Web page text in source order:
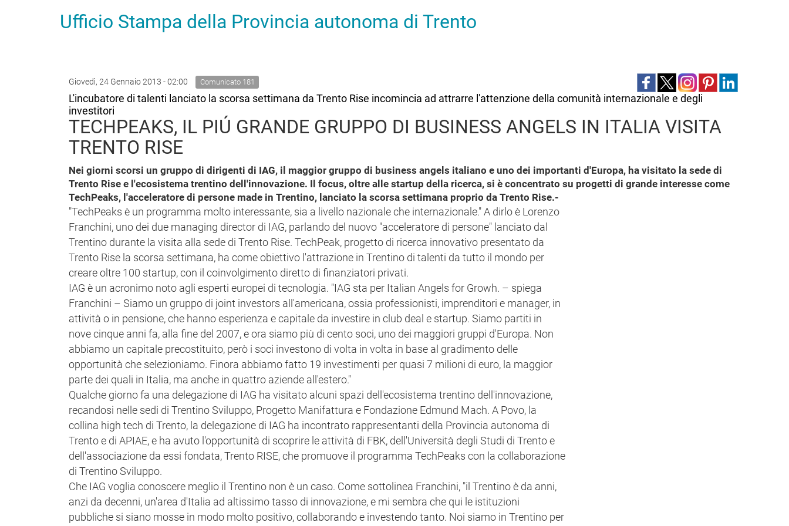
Ufficio Stampa della Provincia autonoma di Trento
Giovedì, 24 Gennaio 2013 - 02:00 Comunicato 181
L'incubatore di talenti lanciato la scorsa settimana da Trento Rise incomincia ad attrarre l'attenzione della comunità internazionale e degli
investitori
TECHPEAKS, IL PIÚ GRANDE GRUPPO DI BUSINESS ANGELS IN ITALIA VISITA
TRENTO RISE
Nei giorni scorsi un gruppo di dirigenti di IAG, il maggior gruppo di business angels italiano e uno dei importanti d'Europa, ha visitato la sede di
Trento Rise e l'ecosistema trentino dell'innovazione. Il focus, oltre alle startup della ricerca, si è concentrato su progetti di grande interesse come
TechPeaks, l'acceleratore di persone made in Trentino, lanciato la scorsa settimana proprio da Trento Rise.-
"TechPeaks è un programma molto interessante, sia a livello nazionale che internazionale." A dirlo è Lorenzo
Franchini, uno dei due managing director di IAG, parlando del nuovo "acceleratore di persone" lanciato dal
Trentino durante la visita alla sede di Trento Rise. TechPeak, progetto di ricerca innovativo presentato da
Trento Rise la scorsa settimana, ha come obiettivo l'attrazione in Trentino di talenti da tutto il mondo per
creare oltre 100 startup, con il coinvolgimento diretto di finanziatori privati.
IAG è un acronimo noto agli esperti europei di tecnologia. "IAG sta per Italian Angels for Growh. – spiega
Franchini – Siamo un gruppo di joint investors all'americana, ossia professionisti, imprenditori e manager, in
attività o in pensione, che hanno esperienza e capitale da investire in club deal e startup. Siamo partiti in
nove cinque anni fa, alla fine del 2007, e ora siamo più di cento soci, uno dei maggiori gruppi d'Europa. Non
abbiamo un capitale precostituito, però i soci investono di volta in volta in base al gradimento delle
opportunità che selezioniamo. Finora abbiamo fatto 19 investimenti per quasi 7 milioni di euro, la maggior
parte dei quali in Italia, ma anche in quattro aziende all'estero."
Qualche giorno fa una delegazione di IAG ha visitato alcuni spazi dell'ecosistema trentino dell'innovazione,
recandosi nelle sedi di Trentino Sviluppo, Progetto Manifattura e Fondazione Edmund Mach. A Povo, la
collina high tech di Trento, la delegazione di IAG ha incontrato rappresentanti della Provincia autonoma di
Trento e di APIAE, e ha avuto l'opportunità di scoprire le attività di FBK, dell'Università degli Studi di Trento e
dell'associazione da essi fondata, Trento RISE, che promuove il programma TechPeaks con la collaborazione
di Trentino Sviluppo.
Che IAG voglia conoscere meglio il Trentino non è un caso. Come sottolinea Franchini, "il Trentino è da anni,
anzi da decenni, un'area d'Italia ad altissimo tasso di innovazione, e mi sembra che qui le istituzioni
pubbliche si siano mosse in modo molto positivo, collaborando e investendo tanto. Noi siamo in Trentino per